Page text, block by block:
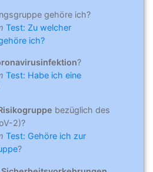
gehöre ich?
Test: Zu welcher
ich?
?
Test: Habe ich eine
bezüglich des
2)?
Test: Gehöre ich zur
?